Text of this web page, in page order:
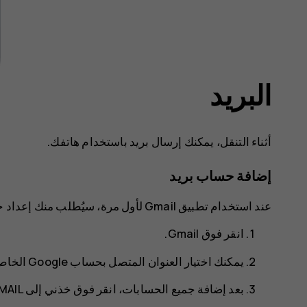
البريد
أثناء التنقل، يمكنك إرسال بريد باستخدام هاتفك.
إضافة حساب بريد
عند استخدام تطبيق Gmail لأول مرة، سيُطلب منك إعداد حساب البريد الإلكتروني الخاص بك.
انقر فوق Gmail
.
يمكنك اختيار العنوان المتصل بحساب Google الخاص بك أو النقر فوق
بعد إضافة جميع الحسابات، انقر فوق خذني إلى GMAIL‎